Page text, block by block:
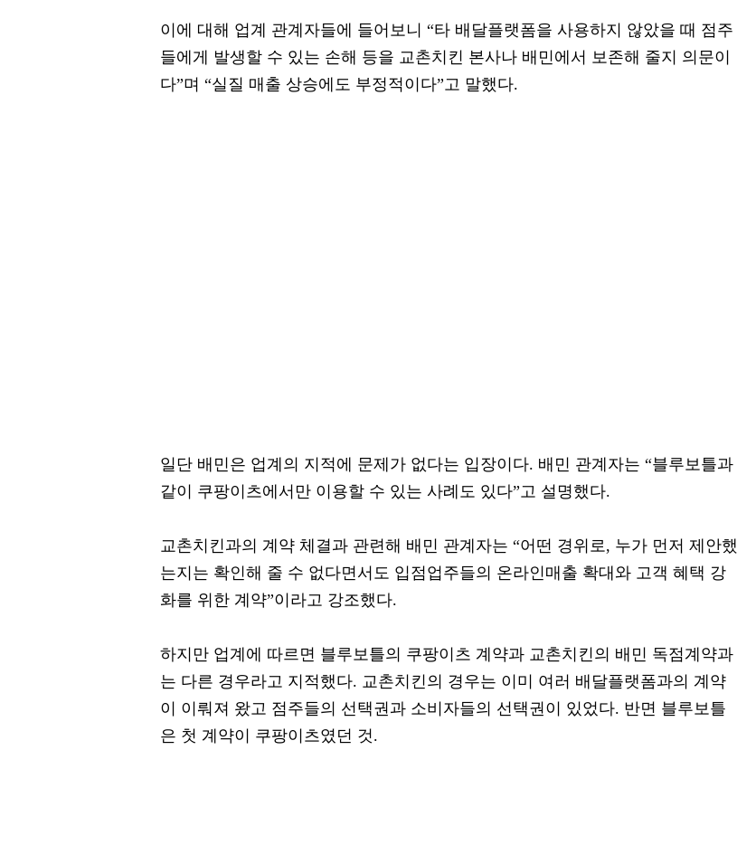
이에 대해 업계 관계자들에 들어보니 “타 배달플랫폼을 사용하지 않았을 때 점주
들에게 발생할 수 있는 손해 등을 교촌치킨 본사나 배민에서 보존해 줄지 의문이
다”며 “실질 매출 상승에도 부정적이다”고 말했다.
일단 배민은 업계의 지적에 문제가 없다는 입장이다. 배민 관계자는 “블루보틀과
같이 쿠팡이츠에서만 이용할 수 있는 사례도 있다”고 설명했다.
교촌치킨과의 계약 체결과 관련해 배민 관계자는 “어떤 경위로, 누가 먼저 제안했
는지는 확인해 줄 수 없다면서도 입점업주들의 온라인매출 확대와 고객 혜택 강
화를 위한 계약”이라고 강조했다.
하지만 업계에 따르면 블루보틀의 쿠팡이츠 계약과 교촌치킨의 배민 독점계약과
는 다른 경우라고 지적했다. 교촌치킨의 경우는 이미 여러 배달플랫폼과의 계약
이 이뤄져 왔고 점주들의 선택권과 소비자들의 선택권이 있었다. 반면 블루보틀
은 첫 계약이 쿠팡이츠였던 것.